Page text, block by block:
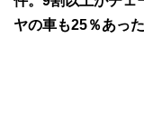
ヤの車も25％あった